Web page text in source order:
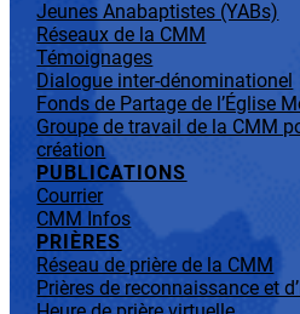
Jeunes Anabaptistes (YABs)
Réseaux de la CMM
Témoignages
Dialogue inter-dénominationel
Fonds de Partage de l’Église
Groupe de travail de la CMM
création
PUBLICATIONS
Courrier
CMM Infos
PRIÈRES
Réseau de prière de la CMM
Prières de reconnaissance et